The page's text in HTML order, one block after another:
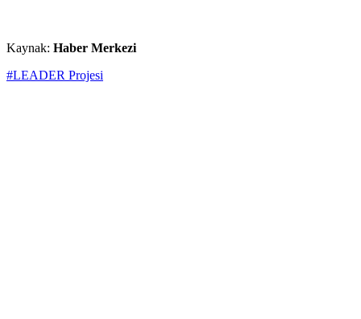
Kaynak: Haber Merkezi
#LEADER Projesi